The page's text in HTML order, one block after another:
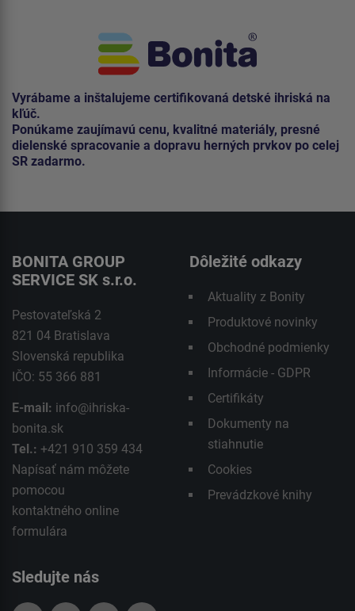
Vyrábame a inštalujeme certifikovaná detské ihriská na
kľúč.
Ponúkame zaujímavú cenu, kvalitné materiály, presné
dielenské spracovanie a dopravu herných prvkov po celej
SR zadarmo.
BONITA GROUP
SERVICE SK s.r.o.
Pestovateľská 2
821 04 Bratislava
Slovenská republika
IČO: 55 366 881
E-mail: info@ihriska-
bonita.sk
Tel.: +421 910 359 434
Napísať nám môžete
pomocou
kontaktného online
formulára
Dôležité odkazy
Aktuality z Bonity
Produktové novinky
Obchodné podmienky
Informácie - GDPR
Certifikáty
Dokumenty na
stiahnutie
Cookies
Prevádzkové knihy
Sledujte nás